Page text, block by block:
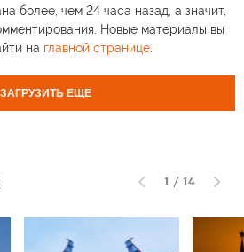
более, чем 24 часа назад, а значит,
Новые материалы вы
на главной странице.
ЗАГРУЗИТЬ ЕЩЕ
1 / 14